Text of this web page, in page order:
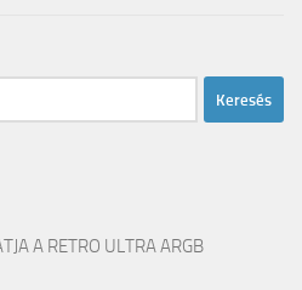
A RETRO ULTRA ARGB